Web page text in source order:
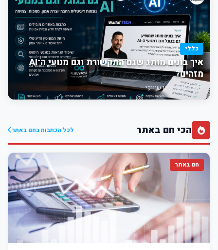
כללי
איך בונים מותג שגם התקשורת וגם מנועי ה־AI
מזהים?
12:13 תוכן שיווקי
הכי חם באתר לכל הכתבות בחם באתר
חם באתר